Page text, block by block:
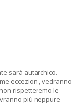
sarà autarchico.
eccezioni, vedranno
rispetteremo le
più neppure